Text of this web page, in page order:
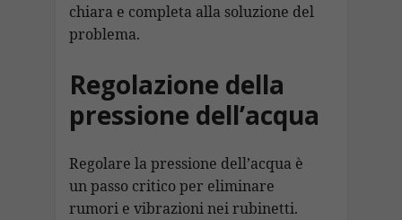
chiara e completa alla soluzione del
problema.
Regolazione della
pressione dell’acqua
Regolare la pressione dell’acqua è
un passo critico per eliminare
rumori e vibrazioni nei rubinetti.